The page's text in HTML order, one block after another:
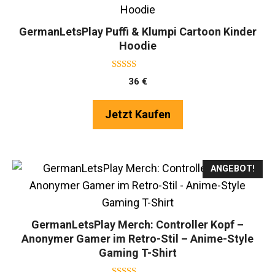
GermanLetsPlay Puffi & Klumpi Cartoon Kinder
Hoodie
5.00
von 5
36 €
Jetzt Kaufen
ANGEBOT!
GermanLetsPlay Merch: Controller Kopf –
Anonymer Gamer im Retro-Stil – Anime-Style
Gaming T-Shirt